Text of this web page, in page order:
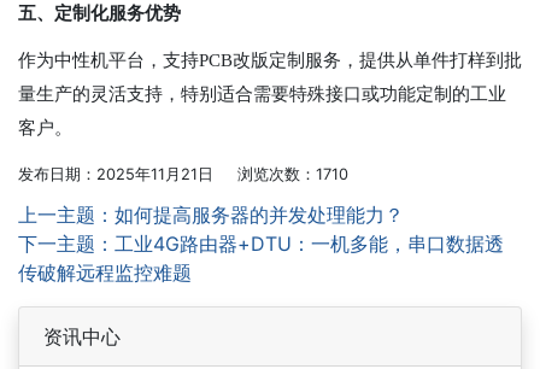
五、定制化服务优势
作为中性机平台，支持PCB改版定制服务，提供从单件打样到批
量生产的灵活支持，特别适合需要特殊接口或功能定制的工业
客户。
发布日期：2025年11月21日 浏览次数：1710
上一主题：如何提高服务器的并发处理能力？
下一主题：工业4G路由器+DTU：一机多能，串口数据透
传破解远程监控难题
资讯中心